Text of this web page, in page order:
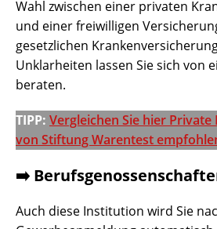
Wahl zwischen einer privaten
und einer freiwilligen
gesetzlichen
Unklarheiten lassen Sie sich von
beraten.
TIPP: Vergleichen Sie hier
von Stiftung Warentest
➡️
Auch diese Institution wird Sie